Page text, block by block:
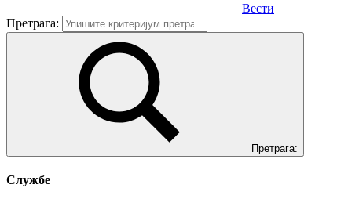
Вести
Претрага:
Претрага:
Службе